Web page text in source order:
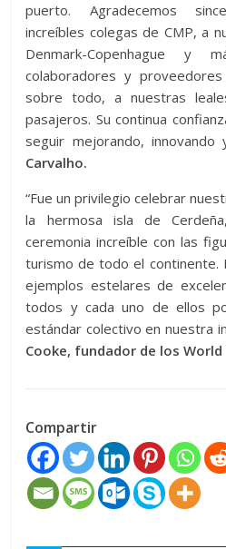
puerto. Agradecemos
increíbles colegas de CMP, a
Denmark-Copenhague y
colaboradores y
sobre todo, a nuestras
pasajeros. Su continua
seguir mejorando, innovando
Carvalho.
“Fue un privilegio celebrar
la hermosa isla de
ceremonia increíble con las
turismo de todo el continente.
ejemplos estelares de
todos y cada uno de ellos
estándar colectivo en nuestra
Cooke, fundador de los
Compartir